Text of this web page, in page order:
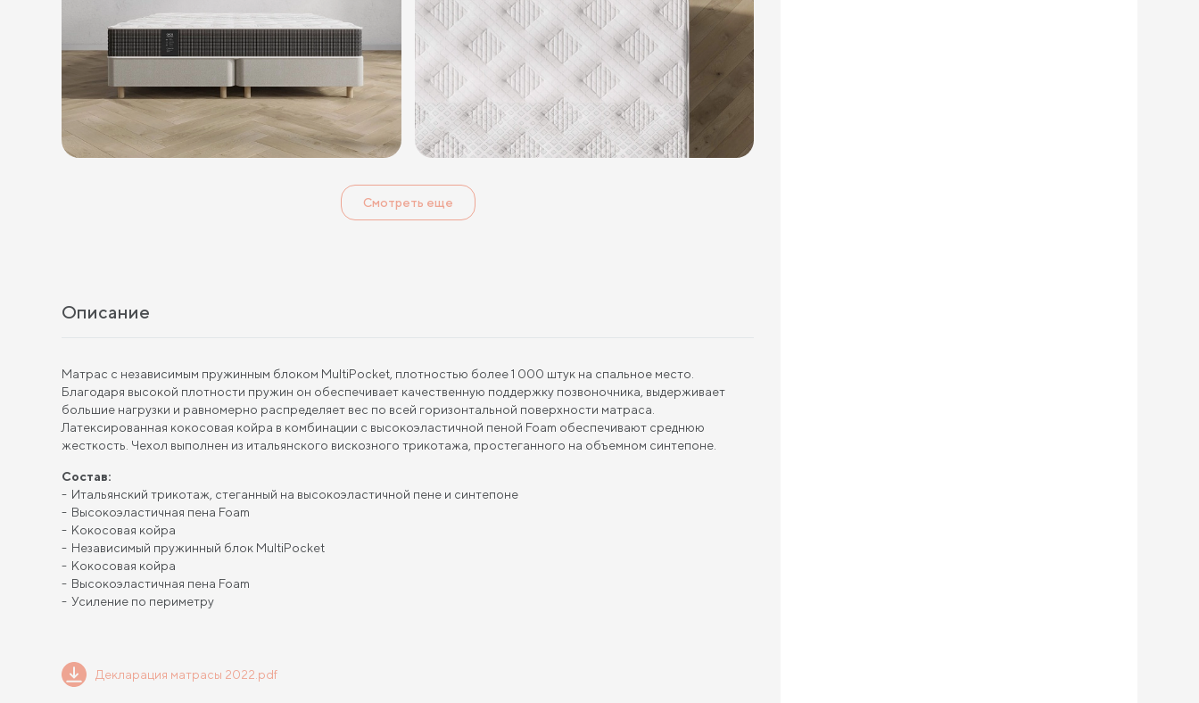
Смотреть еще
Описание
Матрас с независимым пружинным блоком MultiPocket, плотностью более 1 000 штук на спальное место.
Благодаря высокой плотности пружин он обеспечивает качественную поддержку позвоночника, выдерживает
большие нагрузки и равномерно распределяет вес по всей горизонтальной поверхности матраса.
Латексированная кокосовая койра в комбинации с высокоэластичной пеной Foam обеспечивают среднюю
жесткость. Чехол выполнен из итальянского вискозного трикотажа, простеганного на объемном синтепоне.
Состав:
Итальянский трикотаж, стеганный на высокоэластичной пене и синтепоне
Высокоэластичная пена Foam
Кокосовая койра
Независимый пружинный блок MultiPocket
Кокосовая койра
Высокоэластичная пена Foam
Усиление по периметру
Декларация матрасы 2022.pdf